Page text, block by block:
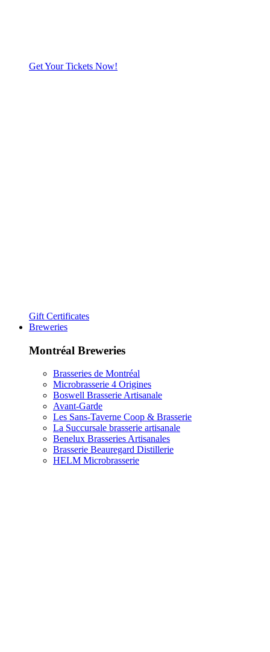
Get Your Tickets Now!
Gift Certificates
Breweries
Montréal Breweries
Brasseries de Montréal
Microbrasserie 4 Origines
Boswell Brasserie Artisanale
Avant-Garde
Les Sans-Taverne Coop & Brasserie
La Succursale brasserie artisanale
Benelux Brasseries Artisanales
Brasserie Beauregard Distillerie
HELM Microbrasserie